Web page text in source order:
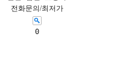
전화문의/최저가
0